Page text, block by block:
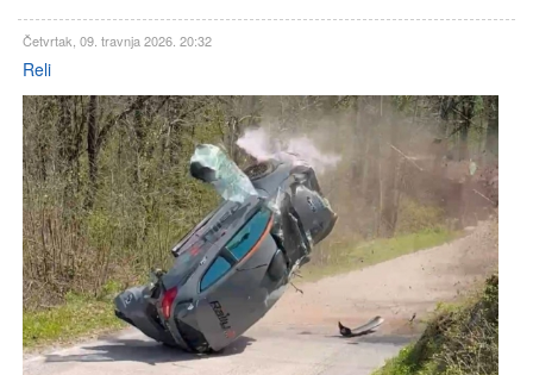
Četvrtak, 09. travnja 2026. 20:32
Reli